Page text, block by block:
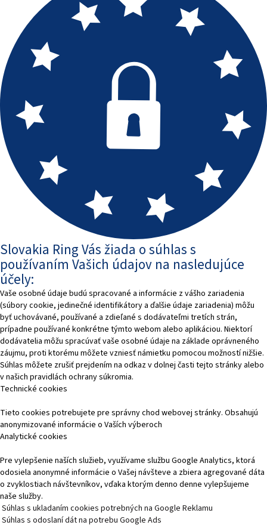
Slovakia Ring Vás žiada o súhlas s
používaním Vašich údajov na nasledujúce
účely:
Vaše osobné údaje budú spracované a informácie z vášho zariadenia
(súbory cookie, jedinečné identifikátory a ďalšie údaje zariadenia) môžu
byť uchovávané, používané a zdieľané s dodávateľmi tretích strán,
prípadne používané konkrétne týmto webom alebo aplikáciou. Niektorí
dodávatelia môžu spracúvať vaše osobné údaje na základe oprávneného
záujmu, proti ktorému môžete vzniesť námietku pomocou možností nižšie.
Súhlas môžete zrušiť prejdením na odkaz v dolnej časti tejto stránky alebo
v našich pravidlách ochrany súkromia.
Technické cookies
Tieto cookies potrebujete pre správny chod webovej stránky. Obsahujú
anonymizované informácie o Vaších výberoch
Analytické cookies
Pre vylepšenie naších služieb, využívame službu Google Analytics, ktorá
odosiela anonymné informácie o Vašej návšteve a zbiera agregované dáta
o zvyklostiach návštevníkov, vďaka ktorým denno denne vylepšujeme
naše služby.
Súhlas s ukladaním cookies potrebných na Google Reklamu
Súhlas s odoslaní dát na potrebu Google Ads